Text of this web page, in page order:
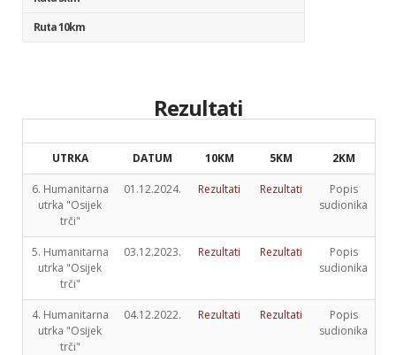
Ruta 10km
Rezultati
UTRKA DATUM 10KM 5KM 2KM
6. Humanitarna
utrka "Osijek
trči"
01.12.2024. Rezultati Rezultati
Popis
sudionika
5. Humanitarna
utrka "Osijek
trči"
03.12.2023. Rezultati Rezultati
Popis
sudionika
4. Humanitarna
utrka "Osijek
trči"
04.12.2022. Rezultati Rezultati
Popis
sudionika